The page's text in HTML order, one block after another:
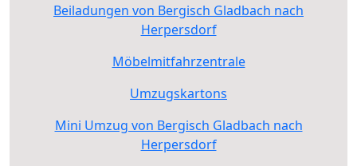
Beiladungen von Bergisch Gladbach nach
Herpersdorf
Möbelmitfahrzentrale
Umzugskartons
Mini Umzug von Bergisch Gladbach nach
Herpersdorf